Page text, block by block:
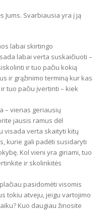
Jums. Svarbiausia yra į ją
labai skirtingo
labai verta suskaičiuoti –
ir tuo pačiu kokią
ir grąžinimo terminą kur kas
tuo pačiu įvertinti – kiek
– vienas geriausių
jausis ramus dėl
visada verta skaityti kitų
kurie gali padėti susidaryti
Kol vieni yra giriami, tuo
ir skolinkitės
pasidomėti visomis
tokiu atveju, jeigu vartojimo
Kuo daugiau žinosite